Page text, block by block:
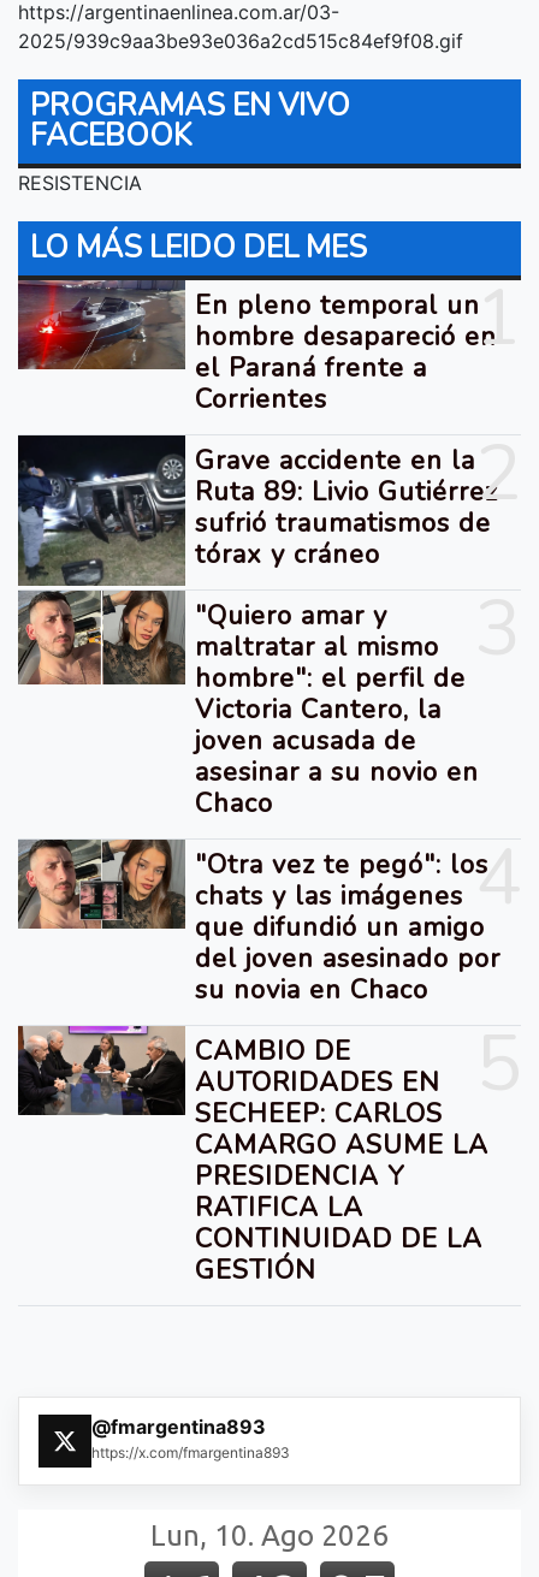
https://argentinaenlinea.com.ar/03-
2025/939c9aa3be93e036a2cd515c84ef9f08.gif
PROGRAMAS EN VIVO
FACEBOOK
RESISTENCIA
LO MÁS LEIDO DEL MES
1
En pleno temporal un
hombre desapareció en
el Paraná frente a
Corrientes
2
Grave accidente en la
Ruta 89: Livio Gutiérrez
sufrió traumatismos de
tórax y cráneo
"Quiero amar y
maltratar al mismo
hombre": el perfil de
Victoria Cantero, la
joven acusada de
asesinar a su novio en
Chaco
4
"Otra vez te pegó": los
chats y las imágenes
que difundió un amigo
del joven asesinado por
su novia en Chaco
CAMBIO DE
AUTORIDADES EN
SECHEEP: CARLOS
CAMARGO ASUME LA
PRESIDENCIA Y
RATIFICA LA
CONTINUIDAD DE LA
GESTIÓN
@fmargentina893
https://x.com/fmargentina893